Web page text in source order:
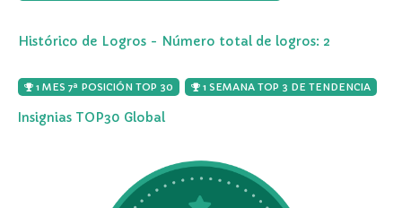
Histórico de Logros - Número total de logros: 2
1 MES 7ª POSICIÓN TOP 30 1 SEMANA TOP 3 DE TENDENCIA
Insignias TOP30 Global